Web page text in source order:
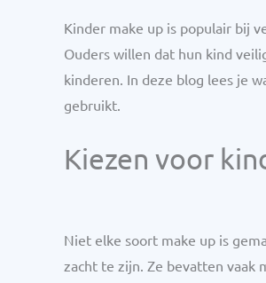
Kinder make up is populair bij
Ouders willen dat hun kind
kinderen. In deze blog lees je
gebruikt.
Kiezen voor
Niet elke soort make up is
zacht te zijn. Ze bevatten vaak